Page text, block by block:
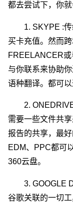
都去尝试下，你
1. SKYPE :
买卡充值。然而
FREELANCER
与你联系来协助
语种翻译。都可
2.
需要一些文件共
报告的共享，最
EDM、PPC都可
360云盘。
3. GOOGLE
谷歌关联的一切